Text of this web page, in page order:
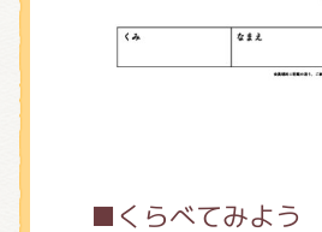
■くらべてみよう